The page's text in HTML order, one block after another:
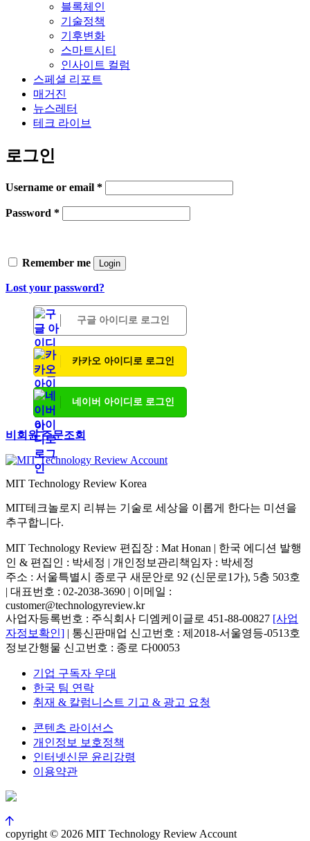
블록체인
기술정책
기후변화
스마트시티
인사이트 컬럼
스페셜 리포트
매거진
뉴스레터
테크 라이브
로그인
Username or email *
Password *
Remember me Login
Lost your password?
구글 아이디로 로그인
카카오 아이디로 로그인
네이버 아이디로 로그인
비회원 주문조회
MIT Technology Review Korea
MIT테크놀로지 리뷰는 기술로 세상을 이롭게 한다는 미션을
추구합니다.
MIT Technology Review 편집장 : Mat Honan | 한국 에디션 발행
인 & 편집인 : 박세정 | 개인정보관리책임자 : 박세정
주소 : 서울특별시 종로구 새문안로 92 (신문로1가), 5층 503호
| 대표번호 : 02-2038-3690 | 이메일 :
customer@technologyreview.kr
사업자등록번호 : 주식회사 디엠케이글로 451-88-00827 [사업
자정보확인] | 통신판매업 신고번호 : 제2018-서울영등-0513호
정보간행물 신고번호 : 종로 다00053
기업 구독자 우대
한국 팀 연락
취재 & 칼럼니스트 기고 & 광고 요청
콘텐츠 라이선스
개인정보 보호정책
인터넷신문 윤리강령
이용약관
copyright © 2026 MIT Technology Review Account